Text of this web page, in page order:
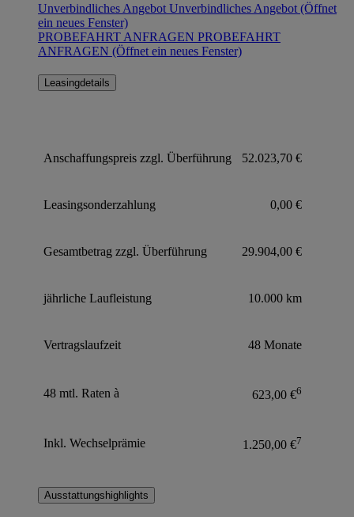
Unverbindliches Angebot Unverbindliches Angebot (Öffnet
ein neues Fenster)
PROBEFAHRT ANFRAGEN PROBEFAHRT
ANFRAGEN (Öffnet ein neues Fenster)
Leasingdetails
Anschaffungspreis zzgl. Überführung 52.023,70 €
Leasingsonderzahlung 0,00 €
Gesamtbetrag zzgl. Überführung 29.904,00 €
jährliche Laufleistung 10.000 km
Vertragslaufzeit 48 Monate
48 mtl. Raten à 623,00 €6
Inkl. Wechselprämie 1.250,00 €7
Ausstattungshighlights